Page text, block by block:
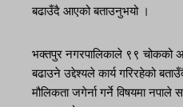
बढाउँदै आएको बताउनुभयो ।
भक्तपुर नगरपालिकाले ९९ चोकको
बढाउने उद्देश्यले कार्य गरिरहेको
मौलिकता जगेर्ना गर्ने विषयमा